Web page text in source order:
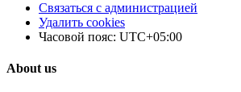
Связаться с администрацией
Удалить cookies
Часовой пояс: UTC+05:00
About us